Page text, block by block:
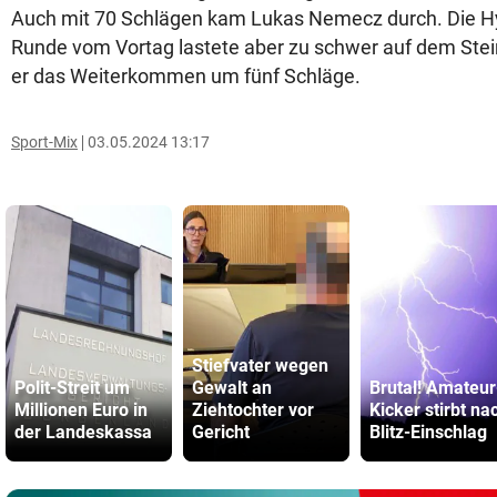
Auch mit 70 Schlägen kam Lukas Nemecz durch. Die
Runde vom Vortag lastete aber zu schwer auf dem
er das Weiterkommen um fünf Schläge.
Sport-Mix 03.05.2024 13:17
Polit-Streit um
Millionen Euro in
der Landeskassa
Stiefvater wegen
Gewalt an
Ziehtochter vor
Gericht
Brutal!
Kicker stirbt
Blitz-Einschlag